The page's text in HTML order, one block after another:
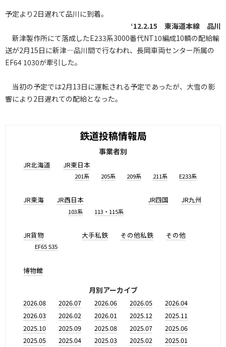
予定より2日遅れて品川に到着。
‘12.2.15 東海道本線 品川
新津製作所にて落成したE233系3000番代NT10編成10輌の配給輸
送が2月15日に新津―品川間で行なわれ、長岡車両センター所属の
EF64 1030が牽引した。
当初の予定では2月13日に運転される予定であったが、大雪の影
響により2日遅れての配給となった。
鉄道投稿情報局
事業者別
JR北海道 JR東日本
201系 205系 209系 211系 E233系
JR東海 JR西日本
103系 113・115系
JR四国 JR九州
JR貨物
EF65 535
大手私鉄 その他私鉄 その他
博物館
月別アーカイブ
2026.08 2026.07 2026.06 2026.05
2026.04
2026.03
2026.02 2026.01 2025.12
2025.11
2025.10
2025.09 2025.08 2025.07
2025.06
2025.05
2025.04 2025.03 2025.02
2025.01